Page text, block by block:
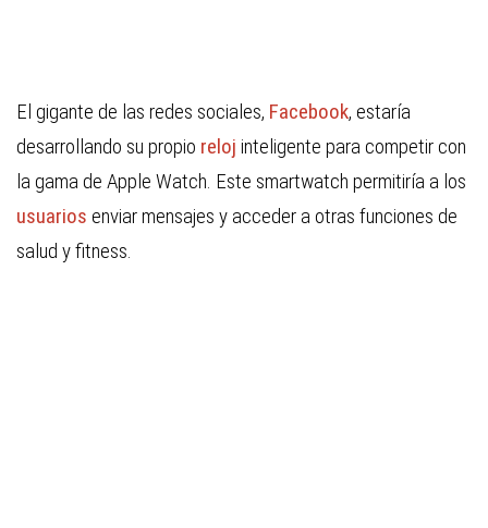
El gigante de las redes sociales, Facebook, estaría
desarrollando su propio reloj inteligente para competir con
la gama de Apple Watch. Este smartwatch permitiría a los
usuarios enviar mensajes y acceder a otras funciones de
salud y fitness.